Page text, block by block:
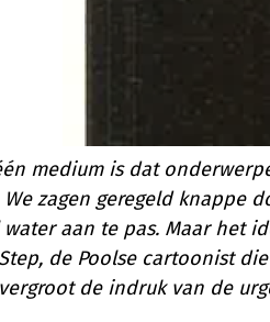
medium is dat
zagen geregeld knappe
aan te pas. Maar het
de Poolse cartoonist
de indruk van de